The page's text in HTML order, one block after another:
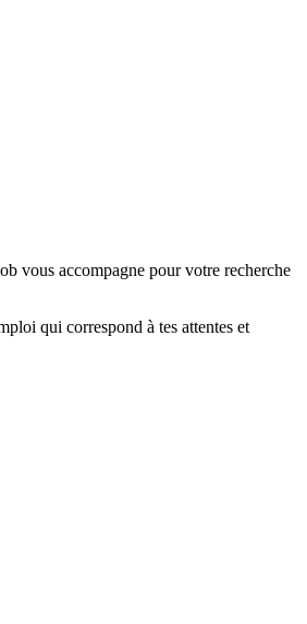
vous accompagne pour votre recherche
qui correspond à tes attentes et